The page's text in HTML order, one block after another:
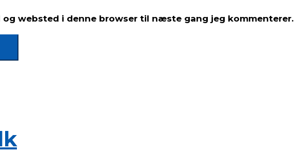
og websted i denne browser til næste gang jeg kommenterer.